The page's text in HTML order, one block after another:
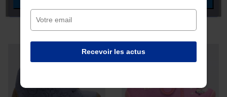
Recevoir les actus